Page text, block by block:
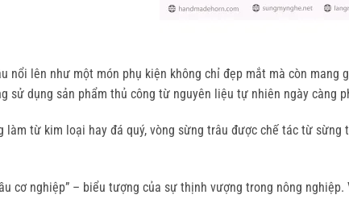
nổi lên như một món phụ kiện không chỉ đẹp mắt mà còn mang
sử dụng sản phẩm thủ công từ nguyên liệu tự nhiên ngày càng
từ kim loại hay đá quý, vòng sừng trâu được chế tác từ
cơ nghiệp” – biểu tượng của sự thịnh vượng trong nông